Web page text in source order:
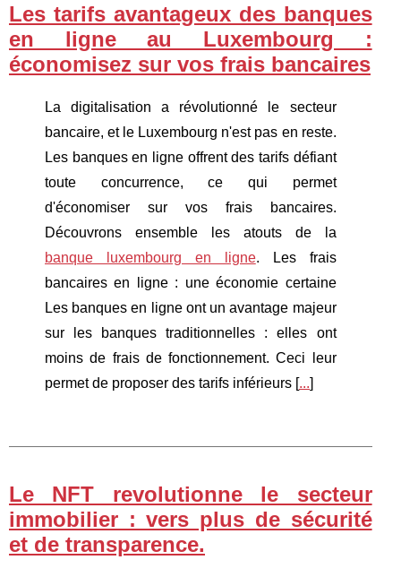
Les tarifs avantageux des banques
en ligne au Luxembourg :
économisez sur vos frais bancaires
La digitalisation a révolutionné le secteur
bancaire, et le Luxembourg n'est pas en reste.
Les banques en ligne offrent des tarifs défiant
toute concurrence, ce qui permet
d'économiser sur vos frais bancaires.
Découvrons ensemble les atouts de la
banque luxembourg en ligne. Les frais
bancaires en ligne : une économie certaine
Les banques en ligne ont un avantage majeur
sur les banques traditionnelles : elles ont
moins de frais de fonctionnement. Ceci leur
permet de proposer des tarifs inférieurs [...]
Le NFT revolutionne le secteur
immobilier : vers plus de sécurité
et de transparence.